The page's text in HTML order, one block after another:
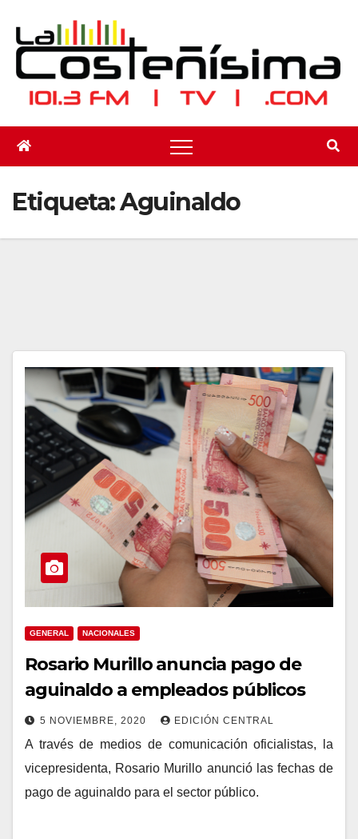
contenido
Etiqueta:Aguinaldo
GENERAL NACIONALES
Rosario Murillo anuncia pago de
aguinaldo a empleados públicos
5 NOVIEMBRE, 2020 EDICIÓN CENTRAL
A través de medios de comunicación oficialistas, la
vicepresidenta, Rosario Murillo anunció las fechas de
pago de aguinaldo para el sector público.